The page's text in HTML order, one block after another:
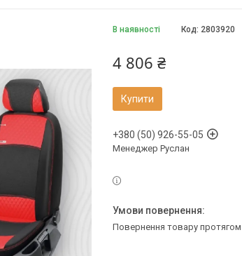
В наявності Код: 2803920
4 806 ₴
Купити
+380 (50) 926-55-05
Менеджер Руслан
повернення товару протягом